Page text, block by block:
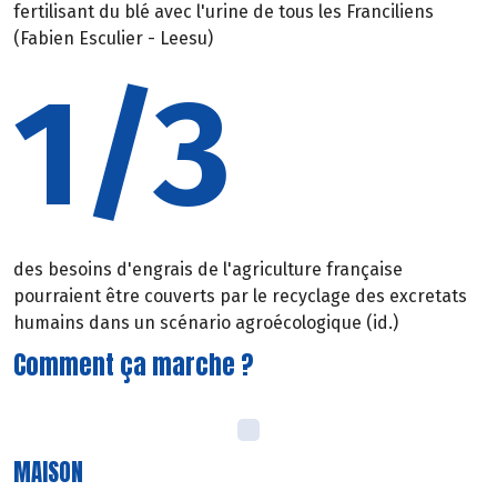
fertilisant du blé avec l'urine de tous les Franciliens
(Fabien Esculier - Leesu)
1/3
des besoins d'engrais de l'agriculture française
pourraient être couverts par le recyclage des excretats
humains dans un scénario agroécologique (id.)
Comment ça marche ?
MAISON